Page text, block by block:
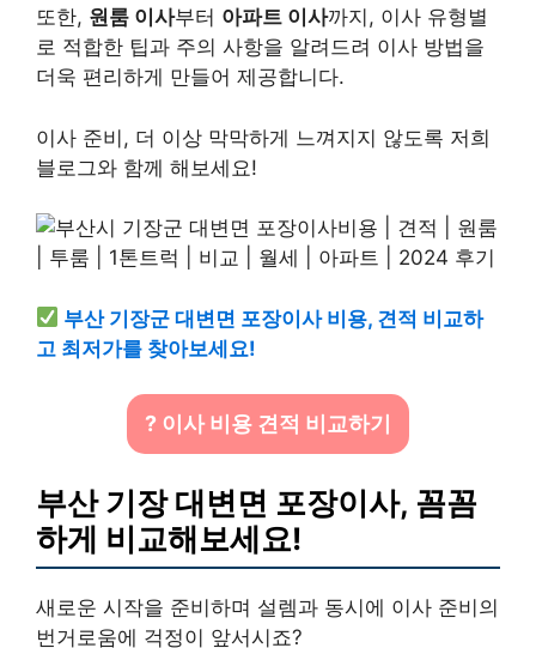
또한, 원룸 이사부터 아파트 이사까지, 이사 유형별
로 적합한 팁과 주의 사항을 알려드려 이사 방법을
더욱 편리하게 만들어 제공합니다.
이사 준비, 더 이상 막막하게 느껴지지 않도록 저희
블로그와 함께 해보세요!
부산 기장군 대변면 포장이사 비용, 견적 비교하
고 최저가를 찾아보세요!
? 이사 비용 견적 비교하기
부산 기장 대변면 포장이사, 꼼꼼
하게 비교해보세요!
새로운 시작을 준비하며 설렘과 동시에 이사 준비의
번거로움에 걱정이 앞서시죠?